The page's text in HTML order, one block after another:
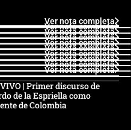
Ver nota completa
Ver nota completa
Ver nota completa
Ver nota completa
Ver nota completa
Ver nota completa
Ver nota completa
Ver nota completa
Ver nota completa
Ver nota completa
| Primer discurso de
de la Espriella como
de Colombia